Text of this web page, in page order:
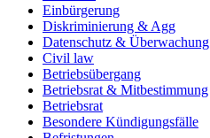
Einbürgerung
Diskriminierung & Agg
Datenschutz & Überwachung
Civil law
Betriebsübergang
Betriebsrat & Mitbestimmung
Betriebsrat
Besondere Kündigungsfälle